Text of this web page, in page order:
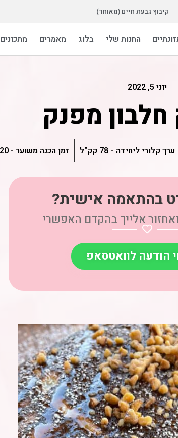
קיבוץ גבעת חיים (מאוחד)
החנות שלי בלוג מאמרים מתכונים
יוני 5, 2022
חלבון מפנק
ערך קלורי ליחידה - 78 קק"ל זמן הכנה משוער - 20 דקות
בהתאמה אישית?
אלייך בהקדם האפשרי
הודעה לוואטסאפ